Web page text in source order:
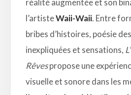
réalité augmentée et son
l’artisteWaii-Waii. Entre
bribes d’histoires, poésie
inexpliquées et sensations,
Rêvespropose une
visuelle et sonore dans les